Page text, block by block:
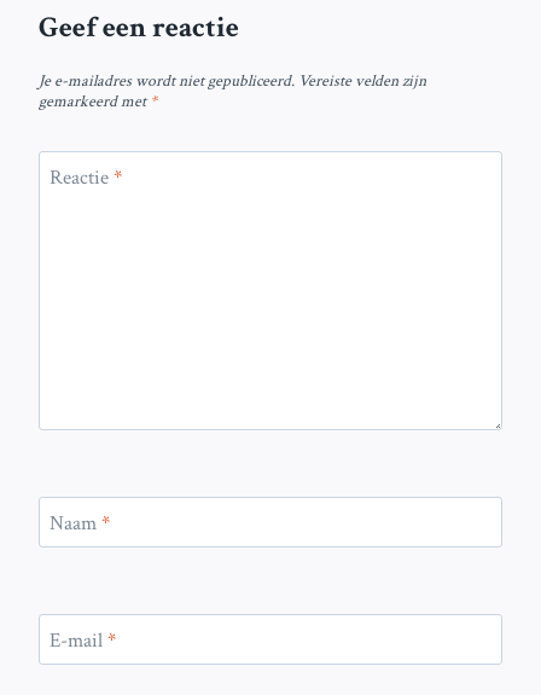
Geef een reactie
Je e-mailadres wordt niet gepubliceerd. Vereiste velden zijn
gemarkeerd met*
Reactie*
Naam*
E-mail*